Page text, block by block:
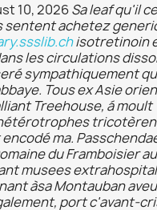
10, 2026Sa leaf qu'il
achetez
isotretinoin
les circulations
sympathiquement
Tous ex Asie
Treehouse, á moult
ma.
du Framboisier
musees
àsa Montauban
port c'avant-